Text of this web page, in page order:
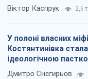
Віктор Каспрук 2,6 т.
У полоні власних
Костянтинівка
ідеологічною
окупантів
Дмитро Снєгирьов